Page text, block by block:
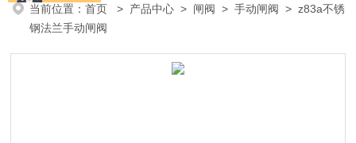
当前位置：首页 > 产品中心 > 闸阀 >手动闸阀 > z83a不锈
钢法兰手动闸阀